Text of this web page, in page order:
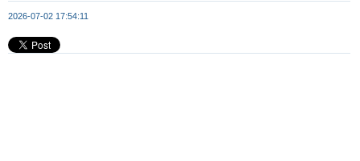
2026-07-02 17:54:11